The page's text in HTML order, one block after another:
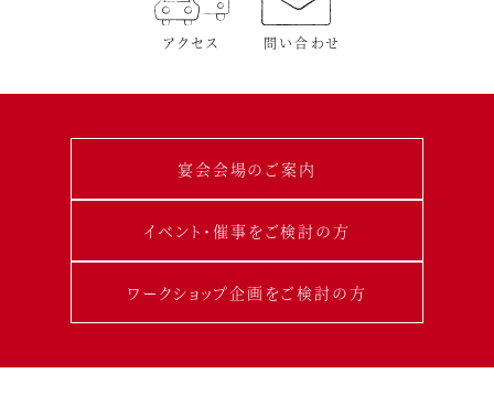
アクセス 問い合わせ
宴会会場のご案内
イベント･催事をご検討の方
ワークショップ企画をご検討の方